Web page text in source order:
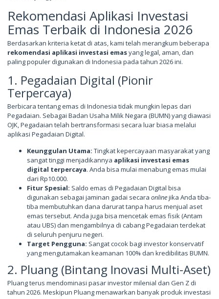
Rekomendasi Aplikasi Investasi
Emas Terbaik di Indonesia 2026
Berdasarkan kriteria ketat di atas, kami telah merangkum beberapa
rekomendasi aplikasi investasi emasyang legal, aman, dan
paling populer digunakan di Indonesia pada tahun 2026 ini.
1. Pegadaian Digital (Pionir
Terpercaya)
Berbicara tentang emas di Indonesia tidak mungkin lepas dari
Pegadaian. Sebagai Badan Usaha Milik Negara (BUMN) yang diawasi
OJK, Pegadaian telah bertransformasi secara luar biasa melalui
aplikasi Pegadaian Digital.
Keunggulan Utama: Tingkat kepercayaan masyarakat yang
sangat tinggi menjadikannya aplikasi investasi emas
digital terpercaya. Anda bisa mulai menabung emas mulai
dari Rp10.000.
Fitur Spesial: Saldo emas di Pegadaian Digital bisa
digunakan sebagai jaminan gadai secara onlinejika Anda tiba-
tiba membutuhkan dana darurat tanpa harus menjual aset
emas tersebut. Anda juga bisa mencetak emas fisik (Antam
atau UBS) dan mengambilnya di cabang Pegadaian terdekat
di seluruh penjuru negeri.
Target Pengguna: Sangat cocok bagi investor konservatif
yang mengutamakan keamanan 100% dan kredibilitas BUMN.
2. Pluang (Bintang Inovasi Multi-Aset)
Pluang terus mendominasi pasar investor milenial dan Gen Z di
tahun 2026. Meskipun Pluang menawarkan banyak produk investasi